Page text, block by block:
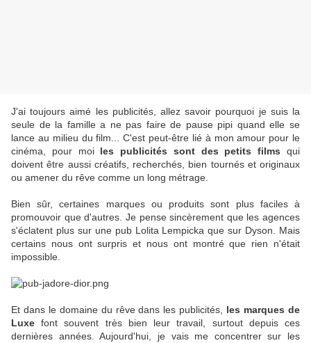
J'ai toujours aimé les publicités, allez savoir pourquoi je suis la
seule de la famille a ne pas faire de pause pipi quand elle se
lance au milieu du film... C'est peut-être lié à mon amour pour le
cinéma, pour moi les publicités sont des petits films qui
doivent être aussi créatifs, recherchés, bien tournés et originaux
ou amener du rêve comme un long métrage.
Bien sûr, certaines marques ou produits sont plus faciles à
promouvoir que d'autres. Je pense sincèrement que les agences
s'éclatent plus sur une pub Lolita Lempicka que sur Dyson. Mais
certains nous ont surpris et nous ont montré que rien n'était
impossible.
Et dans le domaine du rêve dans les publicités, les marques de
Luxe font souvent très bien leur travail, surtout depuis ces
dernières années. Aujourd'hui, je vais me concentrer sur les